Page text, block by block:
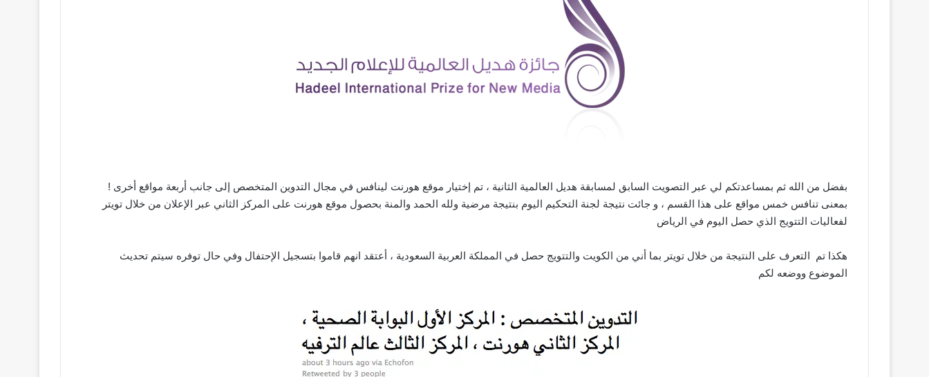
بفضل من الله ثم بمساعدتكم لي عبر التصويت السابق لمسابقة هديل العالمية الثانية ، تم إختيار موقع هورنت لينافس في مجال التدوين المتخصص إلى جانب أربعة مواقع أخرى !
بمعنى تنافس خمس مواقع على هذا القسم ، و جائت نتيجة لجنة التحكيم اليوم بنتيجة مرضية ولله الحمد والمنة بحصول موقع هورنت على المركز الثاني عبر الإعلان من خلال تويتر
لفعاليات التتويج الذي حصل اليوم في الرياض
هكذا تم التعرف على النتيجة من خلال تويتر بما أني من الكويت والتتويج حصل في المملكة العربية السعودية ، أعتقد انهم قاموا بتسجيل الإحتفال وفي حال توفره سيتم تحديث
الموضوع ووضعه لكم